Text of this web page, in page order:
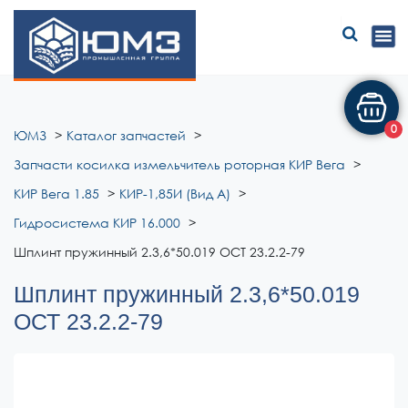
ЮМЗ
ЮМЗ
Каталог запчастей
Запчасти косилка измельчитель роторная КИР Вега
КИР Вега 1.85
КИР-1,85И (Вид А)
Гидросистема КИР 16.000
Шплинт пружинный 2.3,6*50.019 ОСТ 23.2.2-79
Шплинт пружинный 2.3,6*50.019
ОСТ 23.2.2-79
0